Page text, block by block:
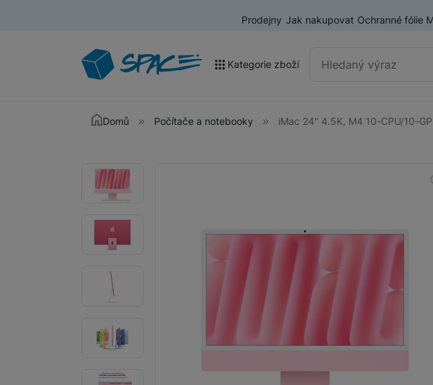
Prodejny Jak nakupovat Ochranné fólie
Kategorie zboží
Akce a výprodej
Nositelná elektronika
Televize
Audio
Domácí spotřebiče
Tablety
Smart
Macbook
Domů Počítače a notebooky iMac 24" 4.5K, M4 10-CPU/10-
Fotografie